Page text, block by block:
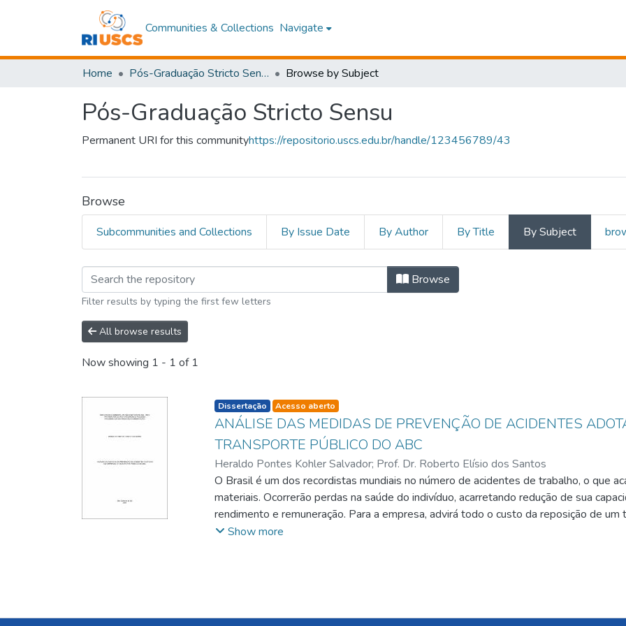
Communities & Collections Navigate
Home Pós-Graduação Stricto Sensu Browse by Subject
Pós-Graduação Stricto Sensu
Permanent URI for this communityhttps://repositorio.uscs.edu.br/handle/123456789/43
Browse
Subcommunities and Collections By Issue Date By Author By Title By Subject
Browsing Pós-Graduação Stricto Sensu by Subject
Browse
Filter results by typing the first few letters
All browse results
Now showing 1 - 1 of 1
listelement.badge.dso-type
Dissertação Acesso aberto
ANÁLISE DAS MEDIDAS DE PREVENÇÃO DE ACIDENTES
TRANSPORTE PÚBLICO DO ABC
Heraldo Pontes Kohler Salvador; Prof. Dr. Roberto Elísio dos Santos
O Brasil é um dos recordistas mundiais no número de acidentes de trabalho, o que
materiais. Ocorrerão perdas na saúde do indivíduo, acarretando redução de sua
rendimento e remuneração. Para a empresa, advirá todo o custo da reposição de um
processo de seleção e avaliação, passando pelo treinamento na função e até o
consideradas mais importantes pelos gestores de segurança destas empresas,
preferidas por eles; confrontar as medidas de prevenção que os gestores de
Show more